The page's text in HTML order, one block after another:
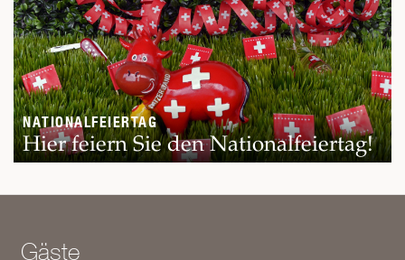
NATIONALFEIERTAG
Hier feiern Sie den Nationalfeiertag!
Gäste